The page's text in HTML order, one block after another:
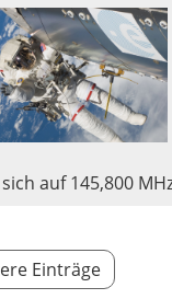
auf 145,800
Einträge